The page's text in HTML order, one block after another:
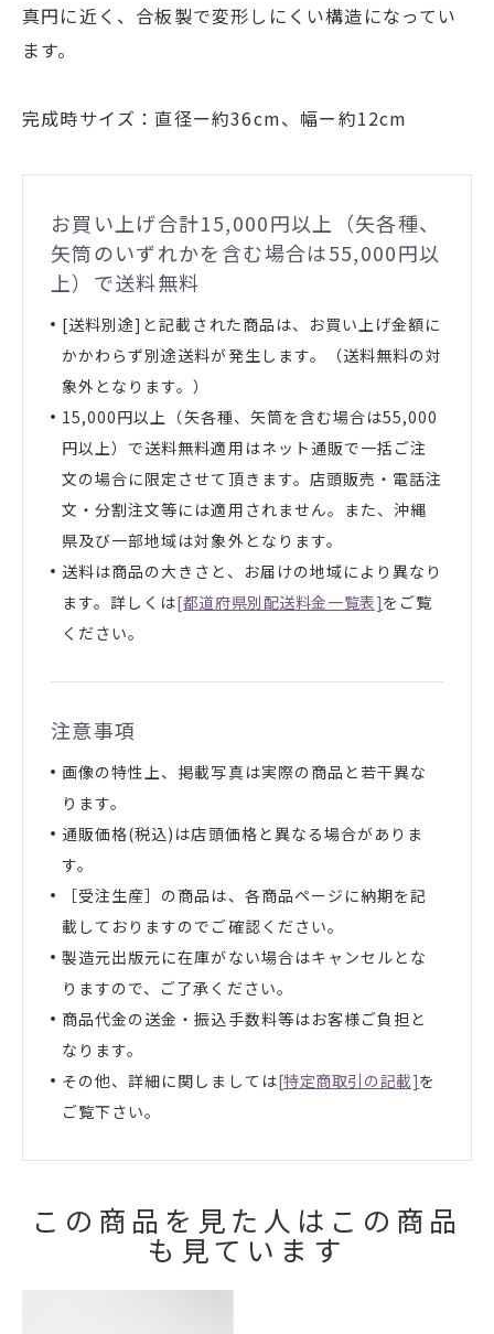
真円に近く、合板製で変形しにくい構造になってい
ます。
完成時サイズ：直径ー約36cm、幅ー約12cm
お買い上げ合計15,000円以上（矢各種、
矢筒のいずれかを含む場合は55,000円以
上）で送料無料
[送料別途]と記載された商品は、お買い上げ金額に
かかわらず別途送料が発生します。（送料無料の対
象外となります。）
15,000円以上（矢各種、矢筒を含む場合は55,000
円以上）で送料無料適用はネット通販で一括ご注
文の場合に限定させて頂きます。店頭販売・電話注
文・分割注文等には適用されません。また、沖縄
県及び一部地域は対象外となります。
送料は商品の大きさと、お届けの地域により異なり
ます。詳しくは[都道府県別配送料金一覧表]をご覧
ください。
注意事項
画像の特性上、掲載写真は実際の商品と若干異な
ります。
通販価格(税込)は店頭価格と異なる場合がありま
す。
［受注生産］の商品は、各商品ページに納期を記
載しておりますのでご確認ください。
製造元出版元に在庫がない場合はキャンセルとな
りますので、ご了承ください。
商品代金の送金・振込手数料等はお客様ご負担と
なります。
その他、詳細に関しましては[特定商取引の記載]を
ご覧下さい。
この商品を見た人はこの商品
も見ています